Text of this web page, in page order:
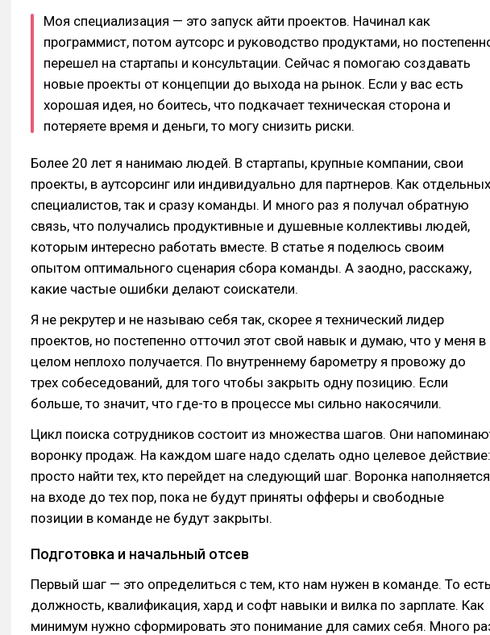
Моя специализация — это запуск айти проектов. Начинал как
программист, потом аутсорс и руководство продуктами, но
перешел на стартапы и консультации. Сейчас я помогаю создавать
новые проекты от концепции до выхода на рынок. Если у вас есть
хорошая идея, но боитесь, что подкачает техническая сторона и
потеряете время и деньги, то могу снизить риски.
Более 20 лет я нанимаю людей. В стартапы, крупные компании, свои
проекты, в аутсорсинг или индивидуально для партнеров. Как отдельных
специалистов, так и сразу команды. И много раз я получал обратную
связь, что получались продуктивные и душевные коллективы людей,
которым интересно работать вместе. В статье я поделюсь своим
опытом оптимального сценария сбора команды. А заодно, расскажу,
какие частые ошибки делают соискатели.
Я не рекрутер и не называю себя так, скорее я технический лидер
проектов, но постепенно отточил этот свой навык и думаю, что у меня в
целом неплохо получается. По внутреннему барометру я провожу до
трех собеседований, для того чтобы закрыть одну позицию. Если
больше, то значит, что где-то в процессе мы сильно накосячили.
Цикл поиска сотрудников состоит из множества шагов. Они
воронку продаж. На каждом шаге надо сделать одно целевое действие:
просто найти тех, кто перейдет на следующий шаг. Воронка наполняется
на входе до тех пор, пока не будут приняты офферы и свободные
позиции в команде не будут закрыты.
Подготовка и начальный отсев
Первый шаг — это определиться с тем, кто нам нужен в команде. То
должность, квалификация, хард и софт навыки и вилка по зарплате. Как
минимум нужно сформировать это понимание для самих себя. Много